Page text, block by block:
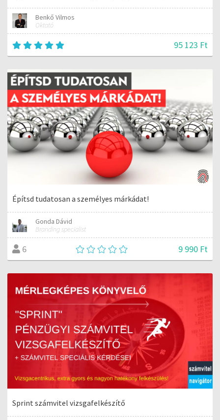
Benkő Vilmos
Oktató
95 123 Ft
Építsd tudatosan a személyes márkádat!
Gonda Dávid
Branding specialist
6 9 990 Ft
Sprint számvitel vizsgafelkészítő